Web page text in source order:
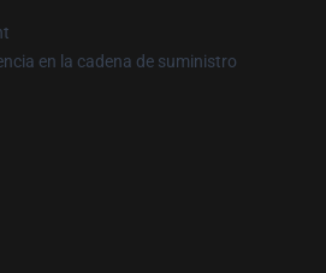
en la cadena de suministro